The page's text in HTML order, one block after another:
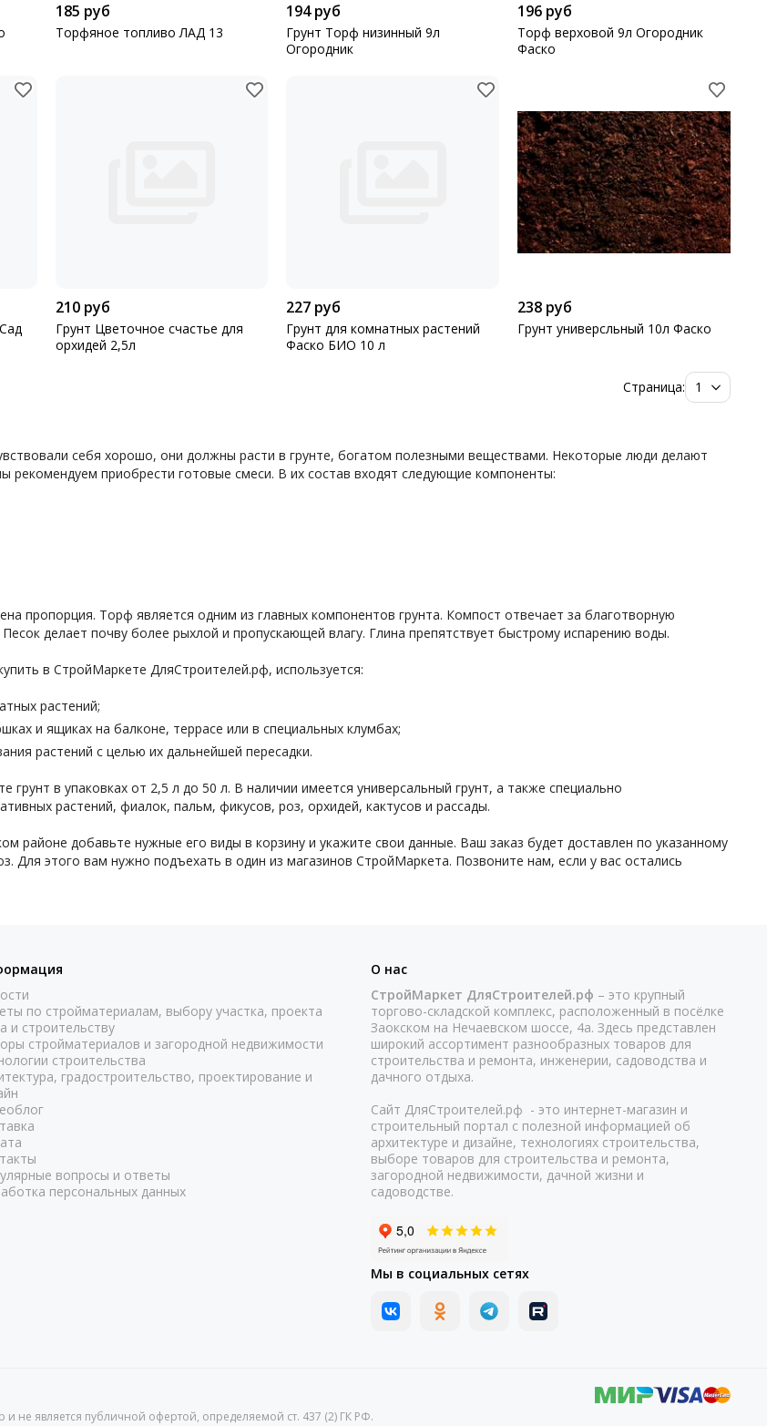
185 руб
Торфяное топливо ЛАД 13
194 руб
Грунт Торф низинный 9л
Огородник
196 руб
Торф верховой 9л Огородник
Фаско
210 руб
Грунт Цветочное счастье для
орхидей 2,5л
227 руб
Грунт для комнатных растений
Фаско БИО 10 л
238 руб
Грунт универсльный 10л Фаско
Страница:
себя хорошо, они должны расти в грунте, богатом полезными веществами. Некоторые люди делают
рекомендуем приобрести готовые смеси. В их состав входят следующие компоненты:
пропорция. Торф является одним из главных компонентов грунта. Компост отвечает за благотворную
делает почву более рыхлой и пропускающей влагу. Глина препятствует быстрому испарению воды.
в СтройМаркете ДляСтроителей.рф, используется:
растений;
и ящиках на балконе, террасе или в специальных клумбах;
растений с целью их дальнейшей пересадки.
грунт в упаковках от 2,5 л до 50 л. В наличии имеется универсальный грунт, а также специально
растений, фиалок, пальм, фикусов, роз, орхидей, кактусов и рассады.
районе добавьте нужные его виды в корзину и укажите свои данные. Ваш заказ будет доставлен по указанному
Для этого вам нужно подъехать в один из магазинов СтройМаркета. Позвоните нам, если у вас остались
по стройматериалам, выбору участка, проекта
и строительству
стройматериалов и загородной недвижимости
строительства
градостроительство, проектирование и
вопросы и ответы
персональных данных
О нас
СтройМаркет ДляСтроителей.рф – это крупный
торгово-складской комплекс, расположенный в посёлке
Заокском на Нечаевском шоссе, 4а. Здесь представлен
широкий ассортимент разнообразных товаров для
строительства и ремонта, инженерии, садоводства и
дачного отдыха.
Сайт ДляСтроителей.рф - это интернет-магазин и
строительный портал с полезной информацией об
архитектуре и дизайне, технологиях строительства,
выборе товаров для строительства и ремонта,
загородной недвижимости, дачной жизни и
садоводстве.
Мы в социальных сетях
не является публичной офертой, определяемой ст. 437 (2) ГК РФ.